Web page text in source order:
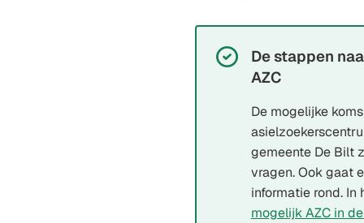
Succesvol:
De stappen
AZC
De mogelijke
gemeente De Bilt
vragen. Ook gaat
informatie rond.
mogelijk AZC in